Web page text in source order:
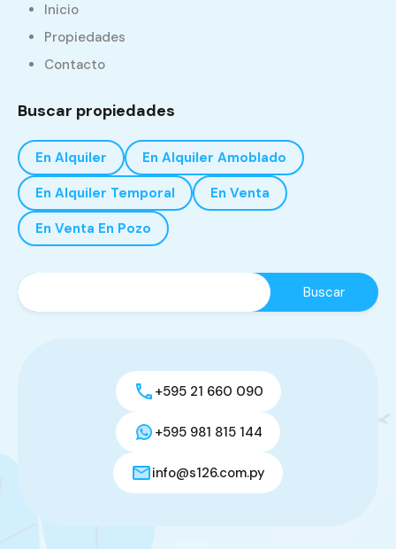
Inicio
Propiedades
Contacto
Buscar propiedades
En Alquiler
En Alquiler Amoblado
En Alquiler Temporal
En Venta
En Venta En Pozo
+595 21 660 090
+595 981 815 144
info@s126.com.py